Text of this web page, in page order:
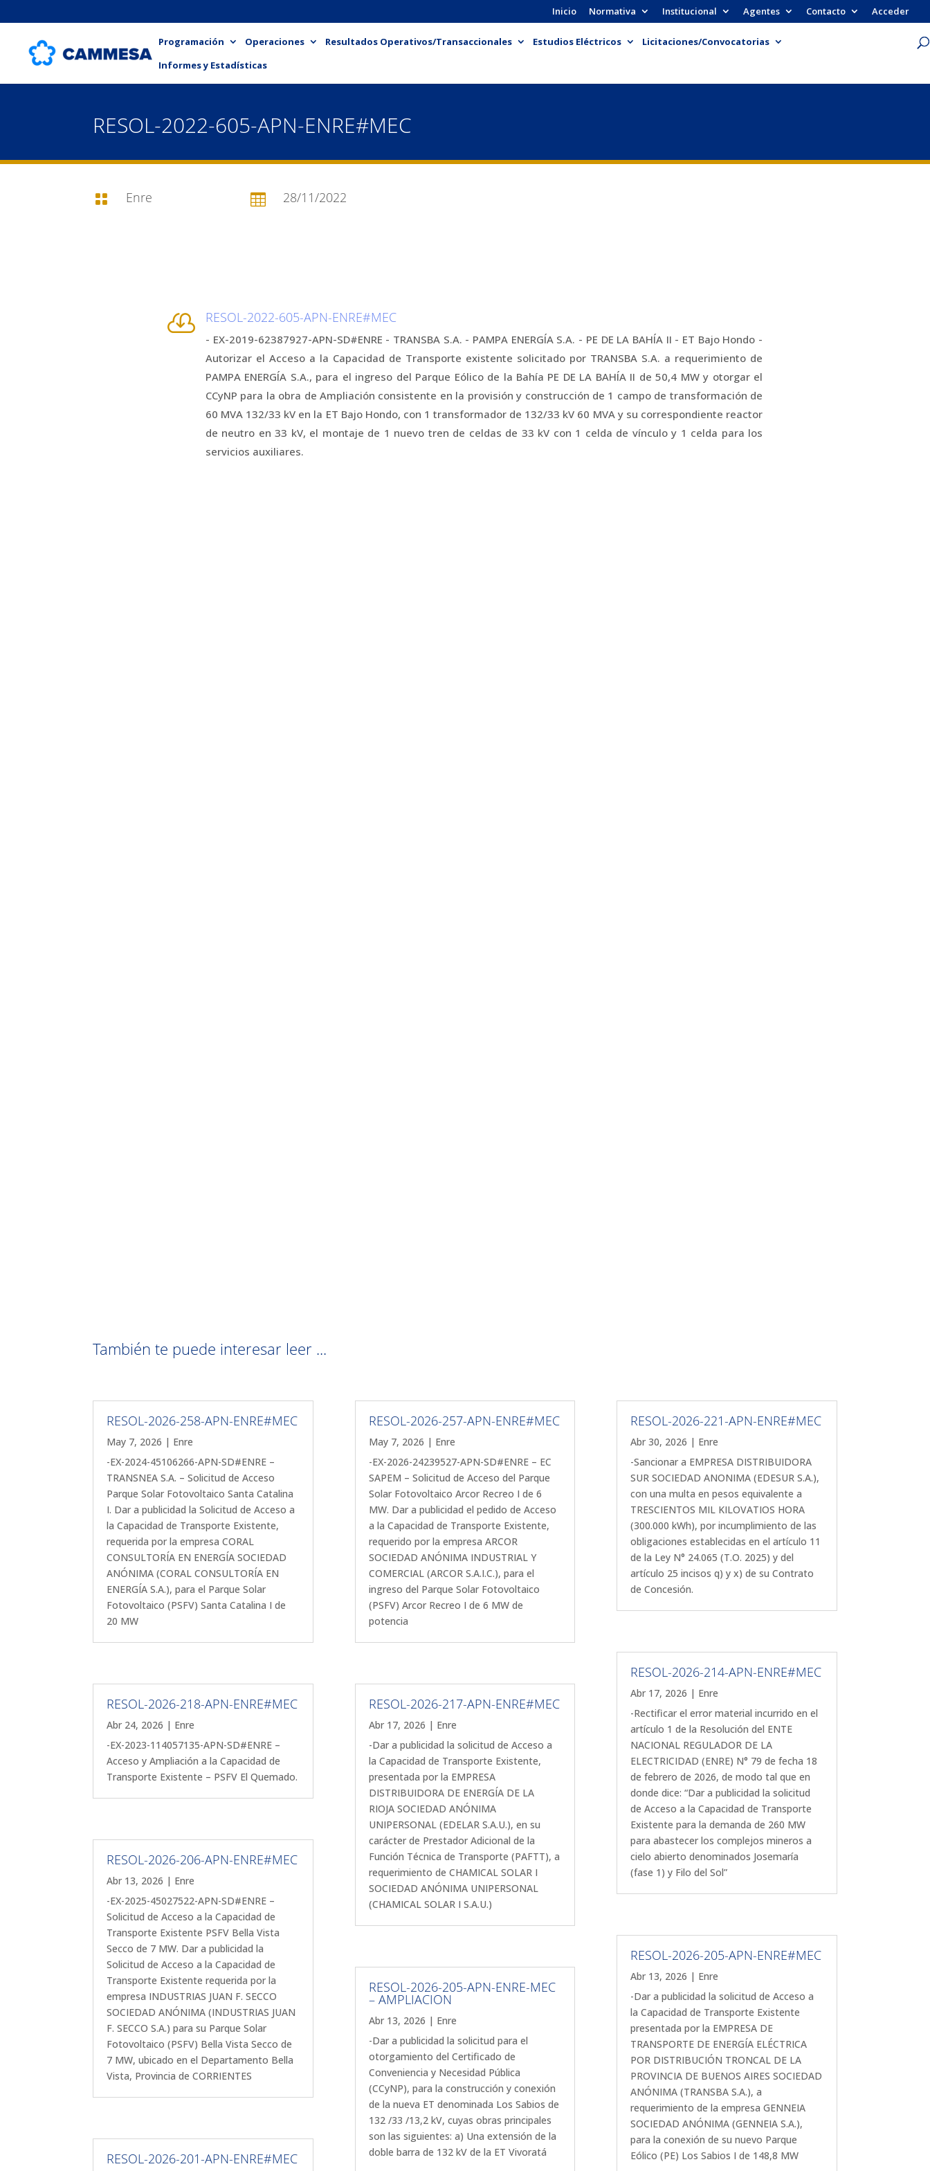
Inicio Normativa Institucional Agentes Contacto Acceder
Programación Operaciones Resultados Operativos/Transaccionales Estudios Eléctricos
Licitaciones/Convocatorias
Informes y Estadísticas
RESOL-2022-605-APN-ENRE#MEC
 Enre  28/11/2022
 RESOL-2022-605-APN-ENRE#MEC
- EX-2019-62387927-APN-SD#ENRE - TRANSBA S.A. - PAMPA ENERGÍA S.A. - PE DE LA BAHÍA II - ET Bajo Hondo -
Autorizar el Acceso a la Capacidad de Transporte existente solicitado por TRANSBA S.A. a requerimiento de
PAMPA ENERGÍA S.A., para el ingreso del Parque Eólico de la Bahía PE DE LA BAHÍA II de 50,4 MW y otorgar el
CCyNP para la obra de Ampliación consistente en la provisión y construcción de 1 campo de transformación de
60 MVA 132/33 kV en la ET Bajo Hondo, con 1 transformador de 132/33 kV 60 MVA y su correspondiente reactor
de neutro en 33 kV, el montaje de 1 nuevo tren de celdas de 33 kV con 1 celda de vínculo y 1 celda para los
servicios auxiliares.
También te puede interesar leer ...
RESOL-2026-258-APN-ENRE#MEC
May 7, 2026 | Enre
-EX-2024-45106266-APN-SD#ENRE –
TRANSNEA S.A. – Solicitud de Acceso
Parque Solar Fotovoltaico Santa Catalina
I. Dar a publicidad la Solicitud de Acceso a
la Capacidad de Transporte Existente,
requerida por la empresa CORAL
CONSULTORÍA EN ENERGÍA SOCIEDAD
ANÓNIMA (CORAL CONSULTORÍA EN
ENERGÍA S.A.), para el Parque Solar
Fotovoltaico (PSFV) Santa Catalina I de
20 MW
RESOL-2026-218-APN-ENRE#MEC
Abr 24, 2026 | Enre
-EX-2023-114057135-APN-SD#ENRE –
Acceso y Ampliación a la Capacidad de
Transporte Existente – PSFV El Quemado.
RESOL-2026-206-APN-ENRE#MEC
Abr 13, 2026 | Enre
-EX-2025-45027522-APN-SD#ENRE –
Solicitud de Acceso a la Capacidad de
Transporte Existente PSFV Bella Vista
Secco de 7 MW. Dar a publicidad la
Solicitud de Acceso a la Capacidad de
Transporte Existente requerida por la
empresa INDUSTRIAS JUAN F. SECCO
SOCIEDAD ANÓNIMA (INDUSTRIAS JUAN
F. SECCO S.A.) para su Parque Solar
Fotovoltaico (PSFV) Bella Vista Secco de
7 MW, ubicado en el Departamento Bella
Vista, Provincia de CORRIENTES
RESOL-2026-201-APN-ENRE#MEC
RESOL-2026-257-APN-ENRE#MEC
May 7, 2026 | Enre
-EX-2026-24239527-APN-SD#ENRE – EC
SAPEM – Solicitud de Acceso del Parque
Solar Fotovoltaico Arcor Recreo I de 6
MW. Dar a publicidad el pedido de Acceso
a la Capacidad de Transporte Existente,
requerido por la empresa ARCOR
SOCIEDAD ANÓNIMA INDUSTRIAL Y
COMERCIAL (ARCOR S.A.I.C.), para el
ingreso del Parque Solar Fotovoltaico
(PSFV) Arcor Recreo I de 6 MW de
potencia
RESOL-2026-217-APN-ENRE#MEC
Abr 17, 2026 | Enre
-Dar a publicidad la solicitud de Acceso a
la Capacidad de Transporte Existente,
presentada por la EMPRESA
DISTRIBUIDORA DE ENERGÍA DE LA
RIOJA SOCIEDAD ANÓNIMA
UNIPERSONAL (EDELAR S.A.U.), en su
carácter de Prestador Adicional de la
Función Técnica de Transporte (PAFTT), a
requerimiento de CHAMICAL SOLAR I
SOCIEDAD ANÓNIMA UNIPERSONAL
(CHAMICAL SOLAR I S.A.U.)
RESOL-2026-205-APN-ENRE-MEC
– AMPLIACION
Abr 13, 2026 | Enre
-Dar a publicidad la solicitud para el
otorgamiento del Certificado de
Conveniencia y Necesidad Pública
(CCyNP), para la construcción y conexión
de la nueva ET denominada Los Sabios de
132 /33 /13,2 kV, cuyas obras principales
son las siguientes: a) Una extensión de la
doble barra de 132 kV de la ET Vivoratá
RESOL-2026-221-APN-ENRE#MEC
Abr 30, 2026 | Enre
-Sancionar a EMPRESA DISTRIBUIDORA
SUR SOCIEDAD ANONIMA (EDESUR S.A.),
con una multa en pesos equivalente a
TRESCIENTOS MIL KILOVATIOS HORA
(300.000 kWh), por incumplimiento de las
obligaciones establecidas en el artículo 11
de la Ley N° 24.065 (T.O. 2025) y del
artículo 25 incisos q) y x) de su Contrato
de Concesión.
RESOL-2026-214-APN-ENRE#MEC
Abr 17, 2026 | Enre
-Rectificar el error material incurrido en el
artículo 1 de la Resolución del ENTE
NACIONAL REGULADOR DE LA
ELECTRICIDAD (ENRE) N° 79 de fecha 18
de febrero de 2026, de modo tal que en
donde dice: “Dar a publicidad la solicitud
de Acceso a la Capacidad de Transporte
Existente para la demanda de 260 MW
para abastecer los complejos mineros a
cielo abierto denominados Josemaría
(fase 1) y Filo del Sol”
RESOL-2026-205-APN-ENRE#MEC
Abr 13, 2026 | Enre
-Dar a publicidad la solicitud de Acceso a
la Capacidad de Transporte Existente
presentada por la EMPRESA DE
TRANSPORTE DE ENERGÍA ELÉCTRICA
POR DISTRIBUCIÓN TRONCAL DE LA
PROVINCIA DE BUENOS AIRES SOCIEDAD
ANÓNIMA (TRANSBA S.A.), a
requerimiento de la empresa GENNEIA
SOCIEDAD ANÓNIMA (GENNEIA S.A.),
para la conexión de su nuevo Parque
Eólico (PE) Los Sabios I de 148,8 MW